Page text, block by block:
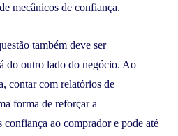
mecânicos de confiança.
também deve ser
do outro lado do negócio. Ao
contar com relatórios de
forma de reforçar a
confiança ao comprador e pode até